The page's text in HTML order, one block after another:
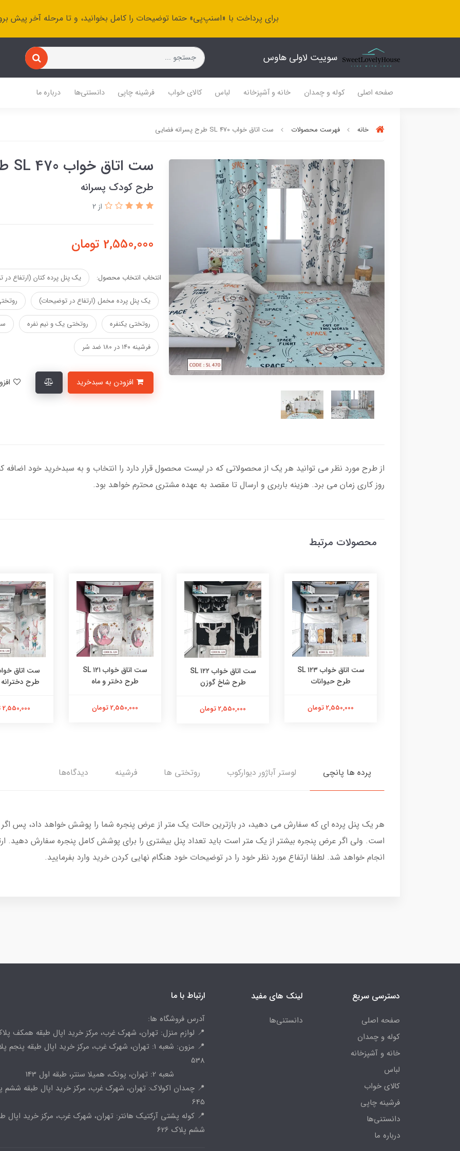
برای پرداخت با «اسنپ‌پی» حتما توضیحات را کامل بخوانید، و تا مرحله آخر پیش
سوییت لاولی هاوس
صفحه اصلی کوله و چمدان خانه و آشپزخانه لباس کالای خواب فرشینه چاپی دانستنی‌ها درباره ما
خانه فهرست محصولات ست اتاق خواب SL 470 طرح پسرانه فضایی
ست اتاق خواب SL 470 طرح پسرانه فضایی
طرح کودک پسرانه
از 2
2,550,000 تومان
انتخاب انتخاب محصول: یک پنل پرده کتان (ارتفاع
یک پنل پرده مخمل (ارتفاع در توضیحات)
روتختی یکنفره روتختی یک و نیم نفره
فرشینه ۱۴۰ در ۱۸۰ ضد سُر
روز کاری زمان می برد. هزینه باربری و ارسال تا مقصد به عهده مشتری محترم خواهد بود.
محصولات مرتبط
ست اتاق خواب ۱۲۳ SL
طرح حیوانات
2,550,000 تومان
ست اتاق خواب ۱۲۲ SL
طرح شاخ گوزن
2,550,000 تومان
ست اتاق خواب ۱۲۱ SL
طرح دختر و ماه
2,550,000 تومان
طرح
2,550,000 تومان
پرده ها پانچی لوستر آباژور دیوارکوب روتختی ها فرشینه دیدگاه‌ها
هر یک پنل پرده ای که سفارش می دهید، در بازترین حالت یک متر از عرض پنجره شما را پوشش خواهد داد، پس
است. ولی اگر عرض پنجره بیشتر از یک متر است باید تعداد پنل بیشتری را برای پوشش کامل پنجره سفارش دهید.
انجام خواهد شد. لطفا ارتفاع مورد نظر خود را در توضیحات خود هنگام نهایی کردن خرید وارد بفرمایید.
دسترسی سریع
صفحه اصلی
کوله و چمدان
خانه و آشپزخانه
لباس
کالای خواب
فرشینه چاپی
دانستنی‌ها
درباره ما
لینک های مفید
دانستنی‌ها
ارتباط با ما
آدرس فروشگاه ها:
📍 لوازم منزل: تهران، شهرک غرب، مرکز خرید اپال طبقه همکف پلاک
📍 مزون: شعبه 1: تهران، شهرک غرب، مرکز خرید اپال طبقه پنجم
538
شعبه 2: تهران، پونک، همیلا سنتر، طبقه اول 143
📍 چمدان اکولاک: تهران، شهرک غرب، مرکز خرید اپال طبقه ششم
645
📍 کوله پشتی آرکتیک هانتر: تهران، شهرک غرب، مرکز خرید اپال
ششم پلاک 626